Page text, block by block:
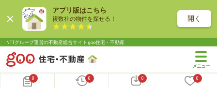
アプリ版はこちら
複数社の物件を探せる！ 開く
NTTグループ運営の不動産総合サイト goo住宅・不動産
0 0 0 0